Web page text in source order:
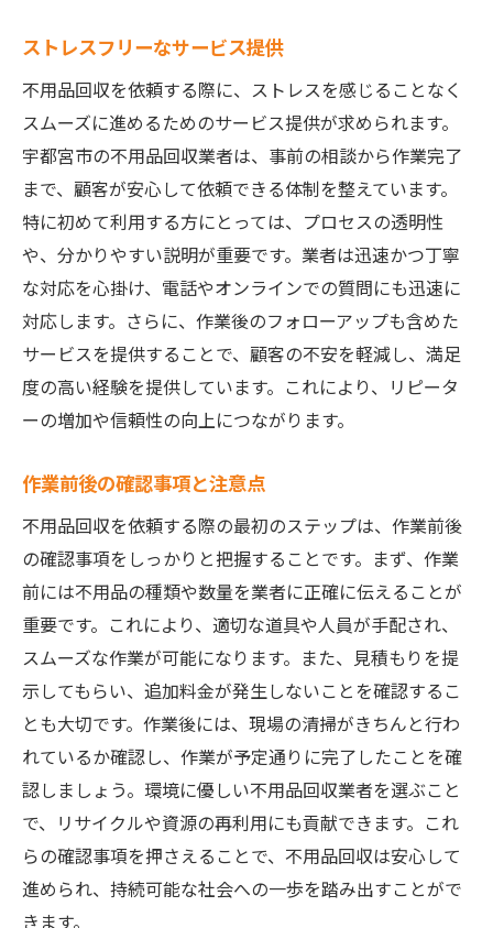
ストレスフリーなサービス提供
不用品回収を依頼する際に、ストレスを感じることなく
スムーズに進めるためのサービス提供が求められます。
宇都宮市の不用品回収業者は、事前の相談から作業完了
まで、顧客が安心して依頼できる体制を整えています。
特に初めて利用する方にとっては、プロセスの透明性
や、分かりやすい説明が重要です。業者は迅速かつ丁寧
な対応を心掛け、電話やオンラインでの質問にも迅速に
対応します。さらに、作業後のフォローアップも含めた
サービスを提供することで、顧客の不安を軽減し、満足
度の高い経験を提供しています。これにより、リピータ
ーの増加や信頼性の向上につながります。
作業前後の確認事項と注意点
不用品回収を依頼する際の最初のステップは、作業前後
の確認事項をしっかりと把握することです。まず、作業
前には不用品の種類や数量を業者に正確に伝えることが
重要です。これにより、適切な道具や人員が手配され、
スムーズな作業が可能になります。また、見積もりを提
示してもらい、追加料金が発生しないことを確認するこ
とも大切です。作業後には、現場の清掃がきちんと行わ
れているか確認し、作業が予定通りに完了したことを確
認しましょう。環境に優しい不用品回収業者を選ぶこと
で、リサイクルや資源の再利用にも貢献できます。これ
らの確認事項を押さえることで、不用品回収は安心して
進められ、持続可能な社会への一歩を踏み出すことがで
きます。